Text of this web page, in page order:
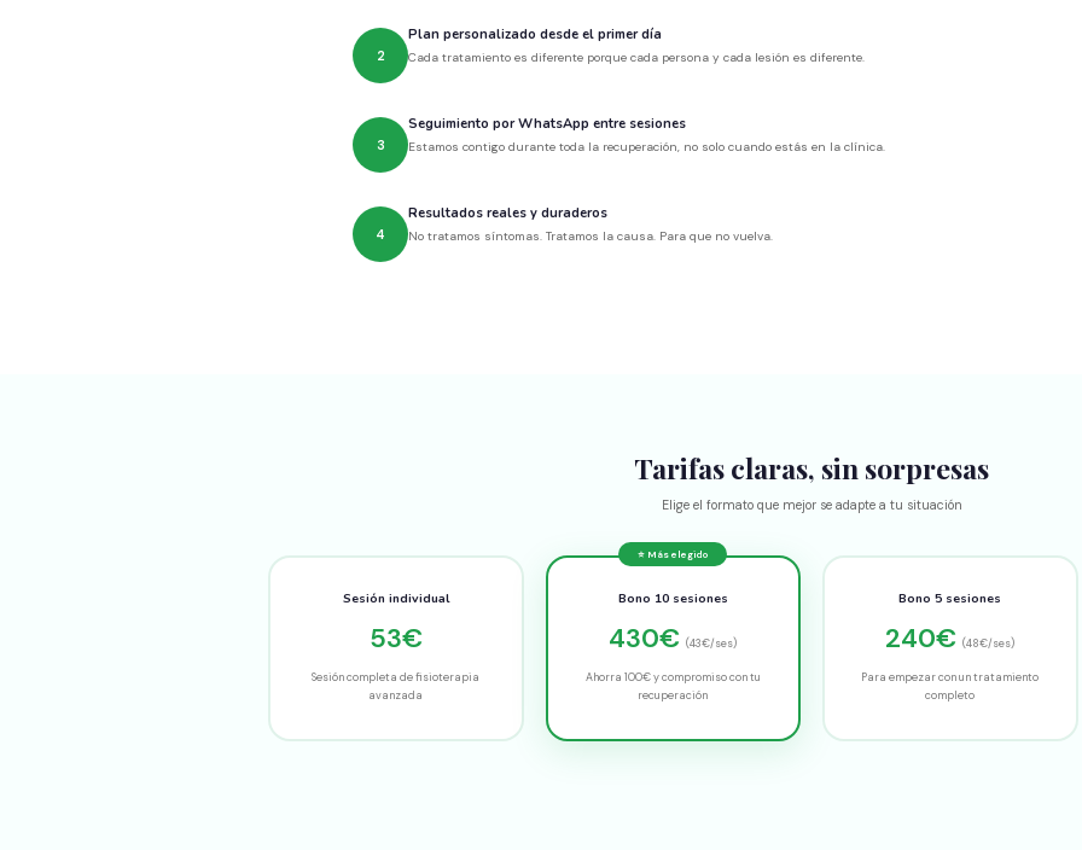
2
Plan personalizado desde el primer día
Cada tratamiento es diferente porque cada persona y cada lesión es diferente.
3
Seguimiento por WhatsApp entre sesiones
Estamos contigo durante toda la recuperación, no solo cuando estás en la clínica.
4
Resultados reales y duraderos
No tratamos síntomas. Tratamos la causa. Para que no vuelva.
Tarifas claras, sin sorpresas
Elige el formato que mejor se adapte a tu situación
Sesión individual
53€
Sesión completa de fisioterapia
avanzada
⭐ Más elegido
Bono 10 sesiones
430€(43€/ses)
Ahorra 100€ y compromiso con tu
recuperación
Bono 5 sesiones
240€(48€/ses)
Para empezar con un tratamiento
completo